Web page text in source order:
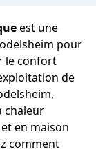
est une
pour
le confort
de
chaleur
en maison
comment